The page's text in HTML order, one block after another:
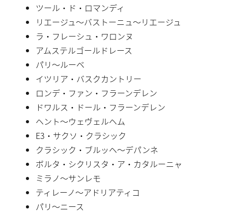
ツール・ド・ロマンディ
リエージュ〜バストーニュ〜リエージュ
ラ・フレーシュ・ワロンヌ
アムステルゴールドレース
パリ〜ルーベ
イツリア・バスクカントリー
ロンデ・ファン・フラーンデレン
ドワルス・ドール・フラーンデレン
ヘント〜ウェヴェルヘム
E3・サクソ・クラシック
クラシック・ブルッヘ〜デパンネ
ボルタ・シクリスタ・ア・カタルーニャ
ミラノ〜サンレモ
ティレーノ〜アドリアティコ
パリ〜ニース